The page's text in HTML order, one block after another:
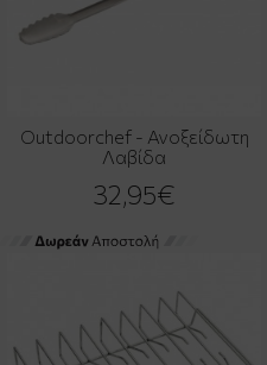
Outdoorchef - Ανοξείδωτη
Λαβίδα
32,95€